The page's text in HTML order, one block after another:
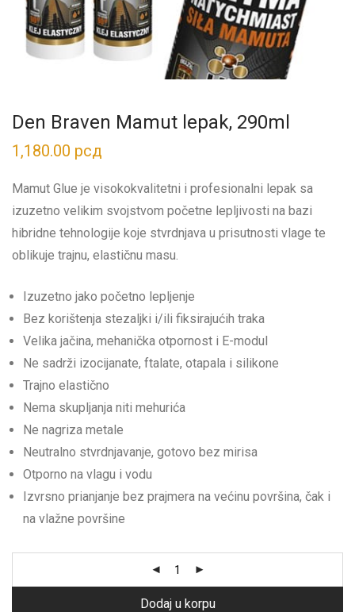
Den Braven Mamut lepak, 290ml
1,180.00 рсд
Mamut Glue je visokokvalitetni i profesionalni lepak sa
izuzetno velikim svojstvom početne lepljivosti na bazi
hibridne tehnologije koje stvrdnjava u prisutnosti vlage te
oblikuje trajnu, elastičnu masu.
Izuzetno jako početno lepljenje
Bez korištenja stezaljki i/ili fiksirajućih traka
Velika jačina, mehanička otpornost i E-modul
Ne sadrži izocijanate, ftalate, otapala i silikone
Trajno elastično
Nema skupljanja niti mehurića
Ne nagriza metale
Neutralno stvrdnjavanje, gotovo bez mirisa
Otporno na vlagu i vodu
Izvrsno prianjanje bez prajmera na većinu površina, čak i
na vlažne površine
Dodaj u korpu